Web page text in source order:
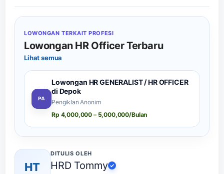
LOWONGAN TERKAIT PROFESI
Lowongan HR Officer Terbaru
Lihat semua
PA
Lowongan HR GENERALIST / HR OFFICER
di Depok
Pengiklan Anonim
Rp 4,000,000 – 5,000,000/Bulan
HT
DITULIS OLEH
HRD Tommy ✓